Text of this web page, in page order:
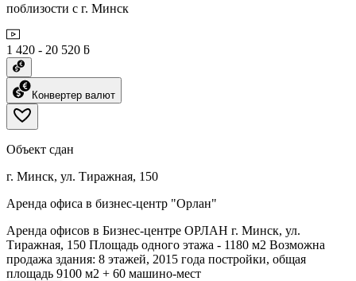
поблизости с г. Минск
1 420 - 20 520 ƃ
Конвертер валют
Объект сдан
г. Минск, ул. Тиражная, 150
Аренда офиса в бизнес-центр "Орлан"
Аренда офисов в Бизнес-центре ОРЛАН г. Минск, ул.
Тиражная, 150 Площадь одного этажа - 1180 м2 Возможна
продажа здания: 8 этажей, 2015 года постройки, общая
площадь 9100 м2 + 60 машино-мест